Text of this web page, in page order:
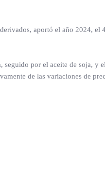
aportó el año 2024, el
por el aceite de soja, y
de las variaciones de